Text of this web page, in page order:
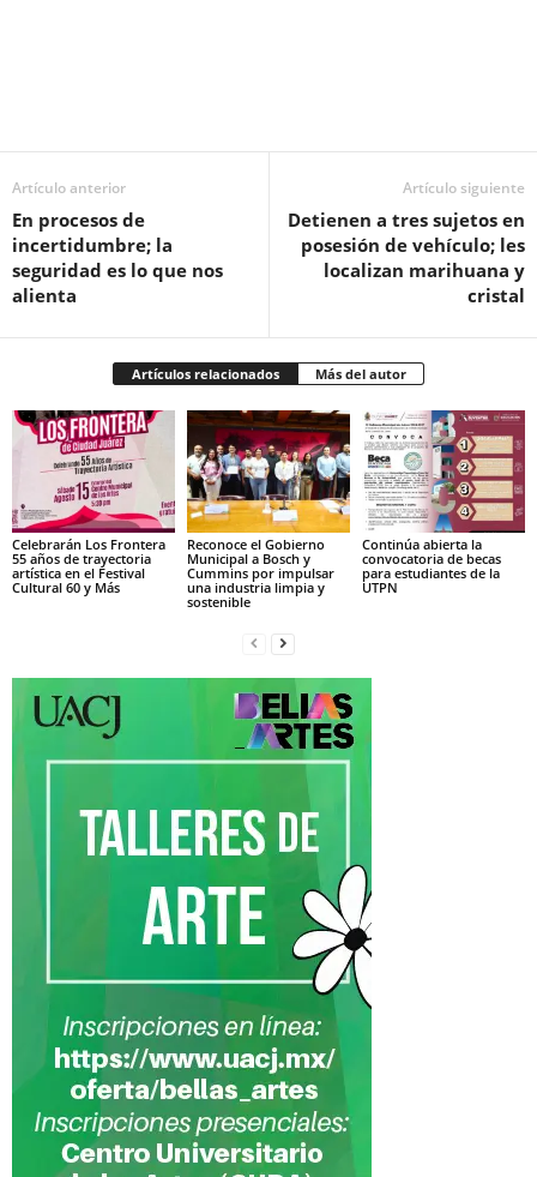
Artículo anterior
En procesos de
incertidumbre; la
seguridad es lo que nos
alienta
Artículo siguiente
Detienen a tres sujetos en
posesión de vehículo; les
localizan marihuana y
cristal
Artículos relacionados Más del autor
Celebrarán Los Frontera
55 años de trayectoria
artística en el Festival
Cultural 60 y Más
Reconoce el Gobierno
Municipal a Bosch y
Cummins por impulsar
una industria limpia y
sostenible
Continúa abierta la
convocatoria de becas
para estudiantes de la
UTPN